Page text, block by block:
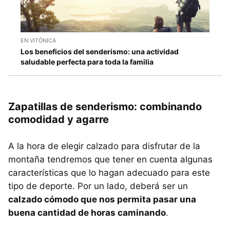
EN VITÓNICA
Los beneficios del senderismo: una actividad
saludable perfecta para toda la familia
Zapatillas de senderismo: combinando
comodidad y agarre
A la hora de elegir calzado para disfrutar de la
montaña tendremos que tener en cuenta algunas
características que lo hagan adecuado para este
tipo de deporte. Por un lado, deberá ser un
calzado cómodo que nos permita pasar una
buena cantidad de horas caminando.